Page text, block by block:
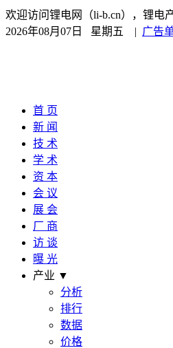
欢迎访问锂电网（li-b.cn），锂电
2026年08月07日 星期五
| 广告
首 页
新 闻
技 术
学 术
资 本
会 议
展 会
厂 商
访 谈
曝 光
产业 ▼
分析
排行
数据
价格